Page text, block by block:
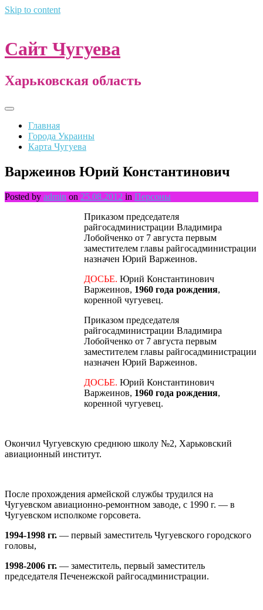
Skip to content
Сайт Чугуева
Харьковская область
Главная
Города Украины
Карта Чугуева
Варжеинов Юрий Константинович
Posted by admin on 25.08.2012 in Персоны
Приказом председателя
райгосадминистрации Владимира
Лобойченко от 7 августа первым
заместителем главы райгосадминистрации
назначен Юрий Варжеинов.
ДОСЬЕ. Юрий Константинович
Варжеинов, 1960 года рождения,
коренной чугуевец.
Приказом председателя
райгосадминистрации Владимира
Лобойченко от 7 августа первым
заместителем главы райгосадминистрации
назначен Юрий Варжеинов.
ДОСЬЕ. Юрий Константинович
Варжеинов, 1960 года рождения,
коренной чугуевец.
Окончил Чугуевскую среднюю школу №2, Харьковский
авиационный институт.
После прохождения армейской службы трудился на
Чугуевском авиационно-ремонтном заводе, с 1990 г. — в
Чугуевском исполкоме горсовета.
1994-1998 гг. — первый заместитель Чугуевского городского
головы,
1998-2006 гг. — заместитель, первый заместитель
председателя Печенежской райгосадминистрации.